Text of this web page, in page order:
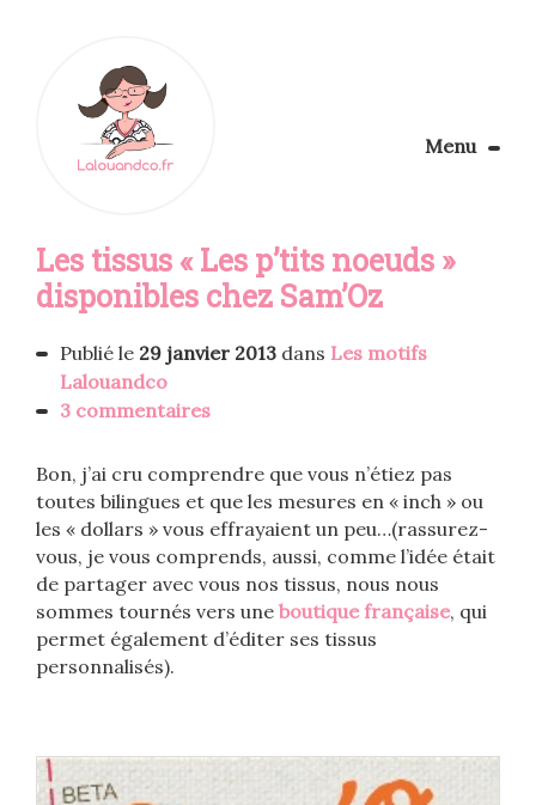
Menu
Apprendre la couture
Aménager son coin couture
Personnalisez vos tissus
Rechercher
Les tissus « Les p’tits noeuds »
disponibles chez Sam’Oz
Publié le 29 janvier 2013 dans Les motifs
Lalouandco
3 commentaires
Bon, j’ai cru comprendre que vous n’étiez pas
toutes bilingues et que les mesures en « inch » ou
les « dollars » vous effrayaient un peu…(rassurez-
vous, je vous comprends, aussi, comme l’idée était
de partager avec vous nos tissus, nous nous
sommes tournés vers une boutique française, qui
permet également d’éditer ses tissus
personnalisés).